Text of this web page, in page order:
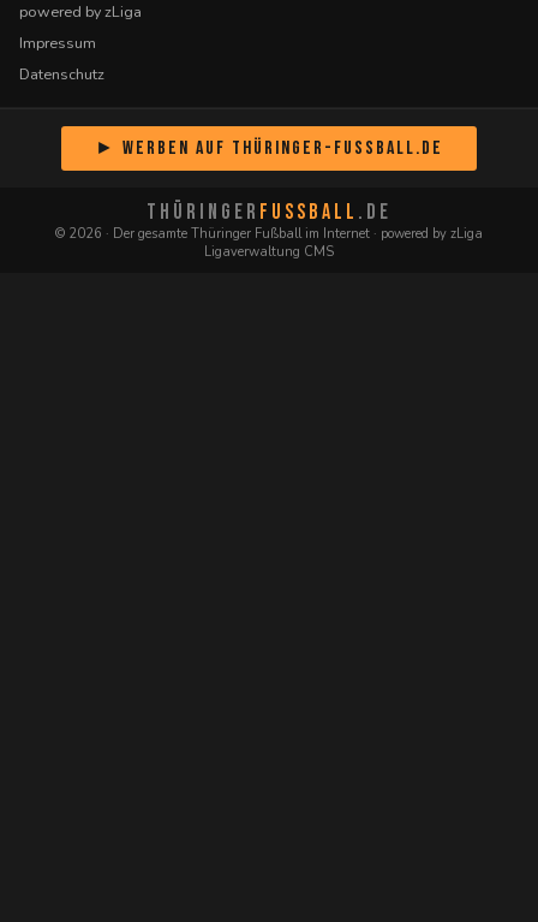
powered by zLiga
Impressum
Datenschutz
► Werben auf Thüringer-Fussball.de
THÜRINGER FUSSBALL .DE
© 2026 · Der gesamte Thüringer Fußball im Internet · powered by zLiga
Ligaverwaltung CMS